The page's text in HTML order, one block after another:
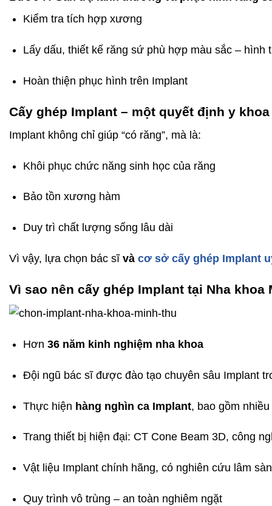
Kiểm tra tích hợp xương
Lấy dấu, thiết kế răng sứ phù hợp màu sắc – hình
Hoàn thiện phục hình trên Implant
Cấy ghép Implant – một quyết định y
Implant không chỉ giúp “có răng”, mà là:
Khôi phục chức năng sinh học của răng
Bảo tồn xương hàm
Duy trì chất lượng sống lâu dài
Vì vậy, lựa chọn bác sĩvà cơ sở cấy ghép Implant
Vì sao nên cấy ghép Implant tại Nha khoa
Hơn 36 năm kinh nghiệm nha khoa
Đội ngũ bác sĩ được đào tạo chuyên sâu Implant
Thực hiện hàng nghìn ca Implant, bao gồm
Trang thiết bị hiện đại: CT Cone Beam 3D, công
Vật liệu Implant chính hãng, có nghiên cứu lâm
Quy trình vô trùng – an toàn nghiêm ngặt